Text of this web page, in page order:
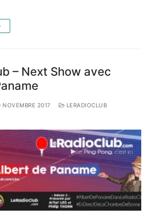
– Next Show avec
NOVEMBRE 2017
LERADIOCLUB